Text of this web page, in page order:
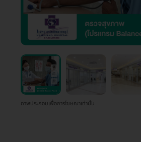
ภาพประกอบเพื่อการโฆษณาเท่านั้น